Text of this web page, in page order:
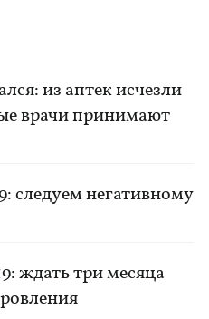
из аптек исчезли
врачи принимают
следуем негативному
ждать три месяца